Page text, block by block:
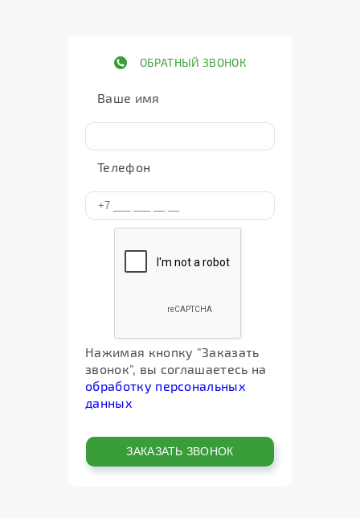
ОБРАТНЫЙ ЗВОНОК
Ваше имя
Телефон
Нажимая кнопку "Заказать
звонок", вы соглашаетесь на
обработку персональных
данных